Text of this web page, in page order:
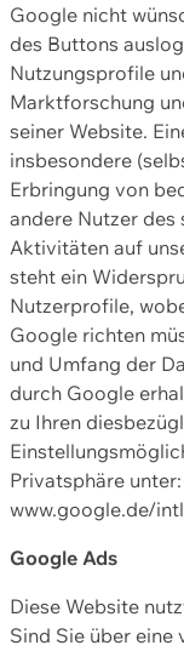
Google nicht
des Buttons
Nutzungsprofile
Marktforschung
seiner Website.
insbesondere
Erbringung von
andere Nutzer des
Aktivitäten auf
steht ein
Nutzerprofile,
Google richten
und Umfang der
durch Google
zu Ihren
Privatsphäre unter:
www.google.de/
Google Ads
Diese Website
Sind Sie über